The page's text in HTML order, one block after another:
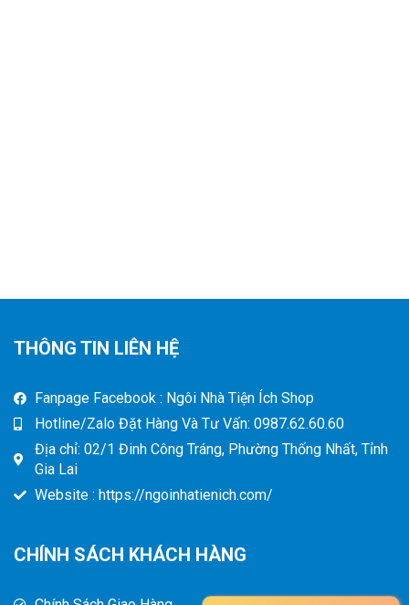
THÔNG TIN LIÊN HỆ
Fanpage Facebook : Ngôi Nhà Tiện Ích Shop
Hotline/Zalo Đặt Hàng Và Tư Vấn: 0987.62.60.60
Địa chỉ: 02/1 Đinh Công Tráng, Phường Thống Nhất, Tỉnh
Gia Lai
Website : https://ngoinhatienich.com/
CHÍNH SÁCH KHÁCH HÀNG